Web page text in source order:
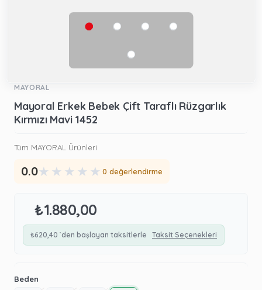
MAYORAL
Mayoral Erkek Bebek Çift Taraflı Rüzgarlık
Kırmızı Mavi 1452
Tüm MAYORAL Ürünleri
0.0★ ★ ★ ★ ★ 0 değerlendirme
₺1.880,00
₺620,40 `den başlayan taksitlerle Taksit Seçenekleri
Beden